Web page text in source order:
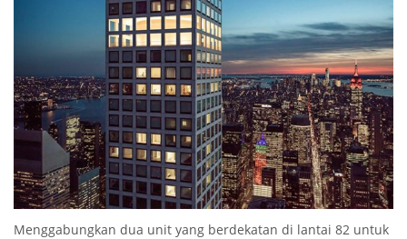
Menggabungkan dua unit yang berdekatan di lantai 82 untuk